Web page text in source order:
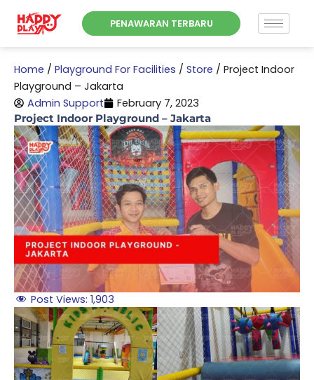
PENAWARAN TERBARU
Home / Playground For Facilities / Store / Project Indoor
Playground – Jakarta
Admin Support
February 7, 2023
Project Indoor Playground – Jakarta
Post Views: 1,903